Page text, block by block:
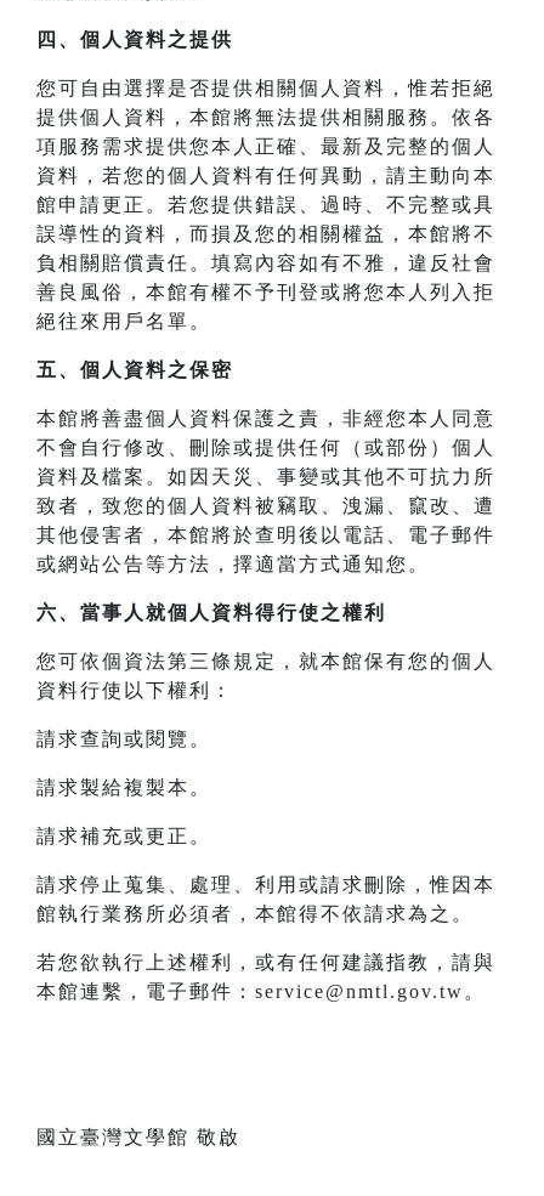
四、 個人資料之提供
您可自由選擇是否提供相關個人資料，惟若拒絕
提供個人資料，本館將無法提供相關服務。依各
項服務需求提供您本人正確、最新及完整的個人
資料，若您的個人資料有任何異動，請主動向本
館申請更正。若您提供錯誤、過時、不完整或具
誤導性的資料，而損及您的相關權益，本館將不
負相關賠償責任。填寫內容如有不雅，違反社會
善良風俗，本館有權不予刊登或將您本人列入拒
絕往來用戶名單。
五、個人資料之保密
本館將善盡個人資料保護之責，非經您本人同意
不會自行修改、刪除或提供任何（或部份）個人
資料及檔案。如因天災、事變或其他不可抗力所
致者，致您的個人資料被竊取、洩漏、竄改、遭
其他侵害者，本館將於查明後以電話、電子郵件
或網站公告等方法，擇適當方式通知您。
六、當事人就個人資料得行使之權利
您可依個資法第三條規定，就本館保有您的個人
資料行使以下權利：
請求查詢或閱覽。
請求製給複製本。
請求補充或更正。
請求停止蒐集、處理、利用或請求刪除，惟因本
館執行業務所必須者，本館得不依請求為之。
若您欲執行上述權利，或有任何建議指教，請與
本館連繫，電子郵件：service@nmtl.gov.tw。
國立臺灣文學館 敬啟